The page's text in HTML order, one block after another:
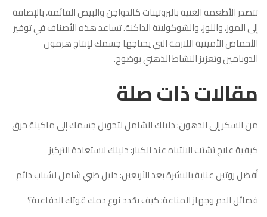
تتصدر الأطعمة الغنية بالبروتينات كالدواجن والبيض القائمة، بالإضافة
إلى الموز، واللوز، والشوكولاتة الداكنة. تساعد هذه الأصناف في توفير
الأحماض الأمينية اللازمة التي يحتاجها جسمك لإنتاج هرمون
الدوبامين وتعزيز النشاط الذهني بوضوح.
مقالات ذات صلة
من السكر إلى الدهون: دليلك الشامل لتحويل جسمك إلى ماكينة حرق
كيفية علاج تشتت الانتباه عند الكبار: دليلك لاستعادة التركيز
أفضل روتين عناية بالبشرة بعد الأربعين: دليل طبي شامل لشباب دائم
فصائل الدم وجهاز المناعة: كيف يحّدد نوع دمك قوتك الدفاعية؟